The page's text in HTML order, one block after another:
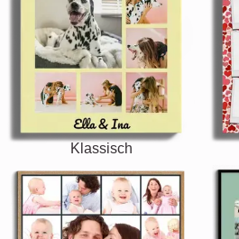
Klassisch